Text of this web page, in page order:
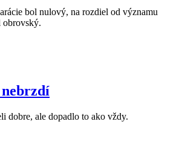
bol nulový, na rozdiel od významu
dobre, ale dopadlo to ako vždy.